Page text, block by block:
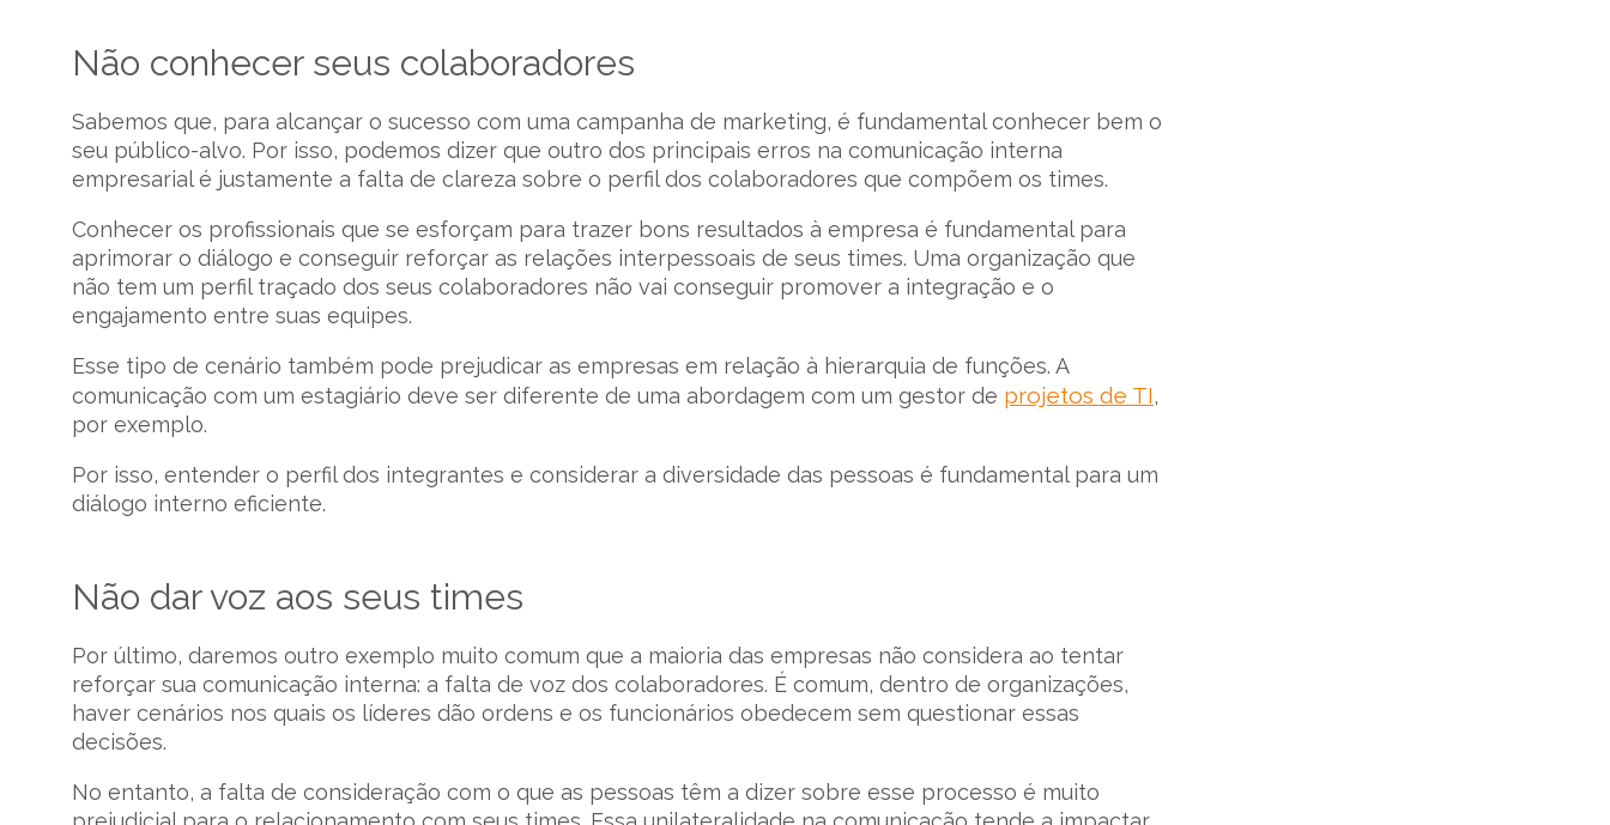
Não conhecer seus colaboradores
Sabemos que, para alcançar o sucesso com uma campanha de marketing, é fundamental conhecer bem o
seu público-alvo. Por isso, podemos dizer que outro dos principais erros na comunicação interna
empresarial é justamente a falta de clareza sobre o perfil dos colaboradores que compõem os times.
Conhecer os profissionais que se esforçam para trazer bons resultados à empresa é fundamental para
aprimorar o diálogo e conseguir reforçar as relações interpessoais de seus times. Uma organização que
não tem um perfil traçado dos seus colaboradores não vai conseguir promover a integração e o
engajamento entre suas equipes.
Esse tipo de cenário também pode prejudicar as empresas em relação à hierarquia de funções. A
comunicação com um estagiário deve ser diferente de uma abordagem com um gestor de projetos de TI,
por exemplo.
Por isso, entender o perfil dos integrantes e considerar a diversidade das pessoas é fundamental para um
diálogo interno eficiente.
Não dar voz aos seus times
Por último, daremos outro exemplo muito comum que a maioria das empresas não considera ao tentar
reforçar sua comunicação interna: a falta de voz dos colaboradores. É comum, dentro de organizações,
haver cenários nos quais os líderes dão ordens e os funcionários obedecem sem questionar essas
decisões.
No entanto, a falta de consideração com o que as pessoas têm a dizer sobre esse processo é muito